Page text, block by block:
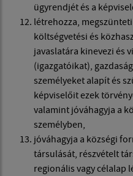
ügyrendjét és a
létrehozza,
költségvetési és
javaslatára kinevezi és
(igazgatóikat),
személyeket alapít és
képviselőit ezek
valamint jóváhagyja a
személyben,
jóváhagyja a községi
társulását, részvételt
regionális vagy célalap